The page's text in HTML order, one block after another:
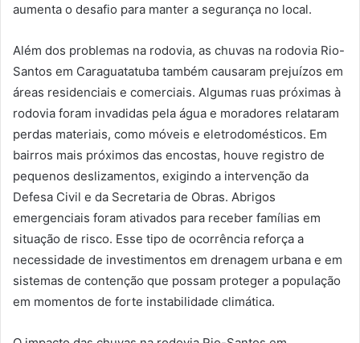
aumenta o desafio para manter a segurança no local.
Além dos problemas na rodovia, as chuvas na rodovia Rio-
Santos em Caraguatatuba também causaram prejuízos em
áreas residenciais e comerciais. Algumas ruas próximas à
rodovia foram invadidas pela água e moradores relataram
perdas materiais, como móveis e eletrodomésticos. Em
bairros mais próximos das encostas, houve registro de
pequenos deslizamentos, exigindo a intervenção da
Defesa Civil e da Secretaria de Obras. Abrigos
emergenciais foram ativados para receber famílias em
situação de risco. Esse tipo de ocorrência reforça a
necessidade de investimentos em drenagem urbana e em
sistemas de contenção que possam proteger a população
em momentos de forte instabilidade climática.